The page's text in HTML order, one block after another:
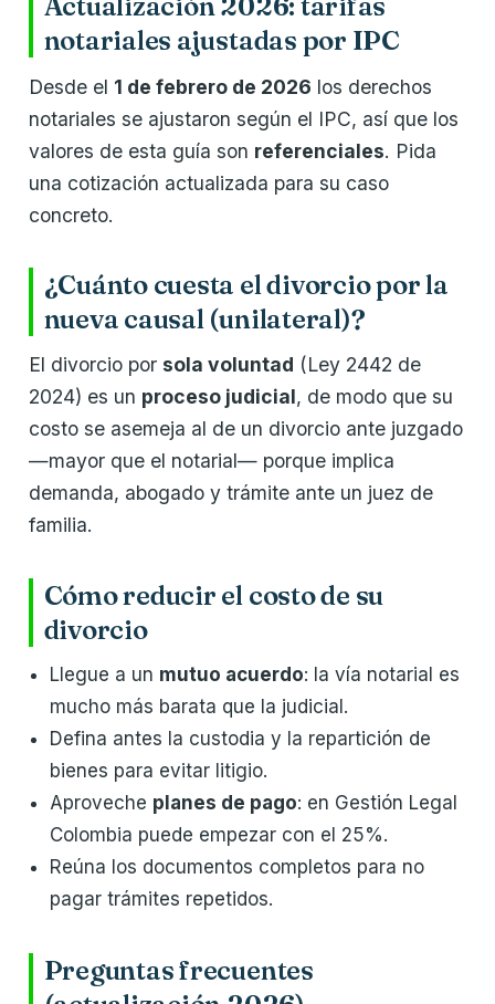
Actualización 2026: tarifas
notariales ajustadas por IPC
Desde el 1 de febrero de 2026 los derechos
notariales se ajustaron según el IPC, así que los
valores de esta guía son referenciales. Pida
una cotización actualizada para su caso
concreto.
¿Cuánto cuesta el divorcio por la
nueva causal (unilateral)?
El divorcio por sola voluntad (Ley 2442 de
2024) es un proceso judicial, de modo que su
costo se asemeja al de un divorcio ante juzgado
—mayor que el notarial— porque implica
demanda, abogado y trámite ante un juez de
familia.
Cómo reducir el costo de su
divorcio
Llegue a un mutuo acuerdo: la vía notarial es
mucho más barata que la judicial.
Defina antes la custodia y la repartición de
bienes para evitar litigio.
Aproveche planes de pago: en Gestión Legal
Colombia puede empezar con el 25%.
Reúna los documentos completos para no
pagar trámites repetidos.
Preguntas frecuentes